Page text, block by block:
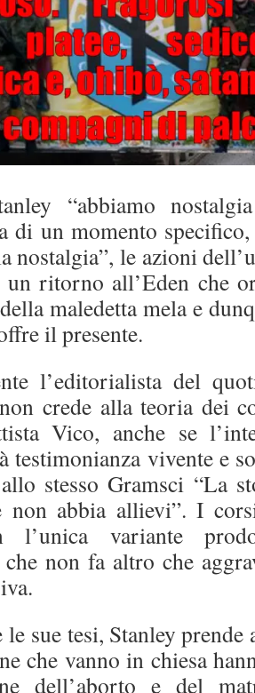
“abbiamo
di un momento
nostalgia”, le azioni
ritorno all’Eden che
maledetta mela e
il presente.
l’editorialista del
crede alla teoria dei
Vico, anche se
testimonianza vivente e
stesso Gramsci “La
non abbia allievi”. I
variante
non fa altro che
le sue tesi, Stanley
che vanno in chiesa
dell’aborto e del